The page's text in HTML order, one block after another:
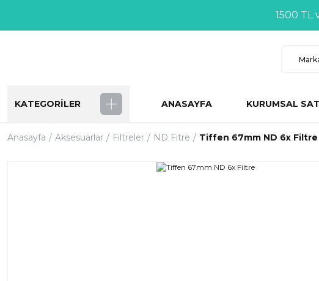
1500 TL
KATEGORİLER ANASAYFA KURUMSAL
Anasayfa Aksesuarlar Filtreler ND Fitre Tiffen 67mm ND 6x Filtre